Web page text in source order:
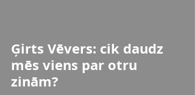
Ģirts Vēvers: cik daudz
mēs viens par otru
zinām?